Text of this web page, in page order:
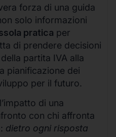
forza di una guida
solo informazioni
pratica per
di prendere decisioni
partita IVA alla
pianificazione dei
per il futuro.
di una
con chi affronta
dietro ogni risposta